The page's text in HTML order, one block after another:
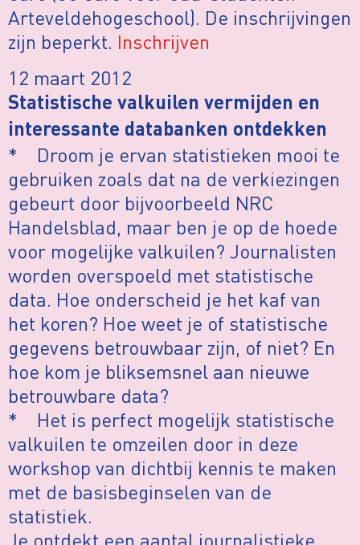
Arteveldehogeschool). De inschrijvingen
zijn beperkt. Inschrijven
12 maart 2012
Statistische valkuilen vermijden en
interessante databanken ontdekken
* Droom je ervan statistieken mooi te
gebruiken zoals dat na de verkiezingen
gebeurt door bijvoorbeeld NRC
Handelsblad, maar ben je op de hoede
voor mogelijke valkuilen? Journalisten
worden overspoeld met statistische
data. Hoe onderscheid je het kaf van
het koren? Hoe weet je of statistische
gegevens betrouwbaar zijn, of niet? En
hoe kom je bliksemsnel aan nieuwe
betrouwbare data?
* Het is perfect mogelijk statistische
valkuilen te omzeilen door in deze
workshop van dichtbij kennis te maken
met de basisbeginselen van de
statistiek.
Je ontdekt een aantal journalistieke